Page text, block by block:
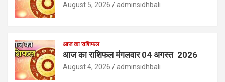
August 5, 2026 adminsidhbali
आज का राशिफल
आज का राशिफल मंगलवार 04 अगस्त 2026
August 4, 2026 adminsidhbali